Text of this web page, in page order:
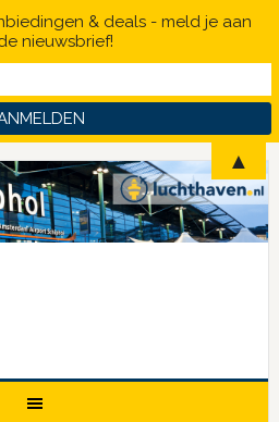
& deals - meld je aan
nieuwsbrief!
▲